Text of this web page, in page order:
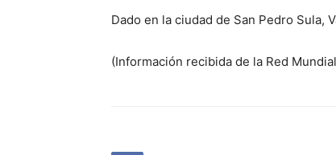
Dado en la ciudad de San Pedro Sula,
(Información recibida de la Red